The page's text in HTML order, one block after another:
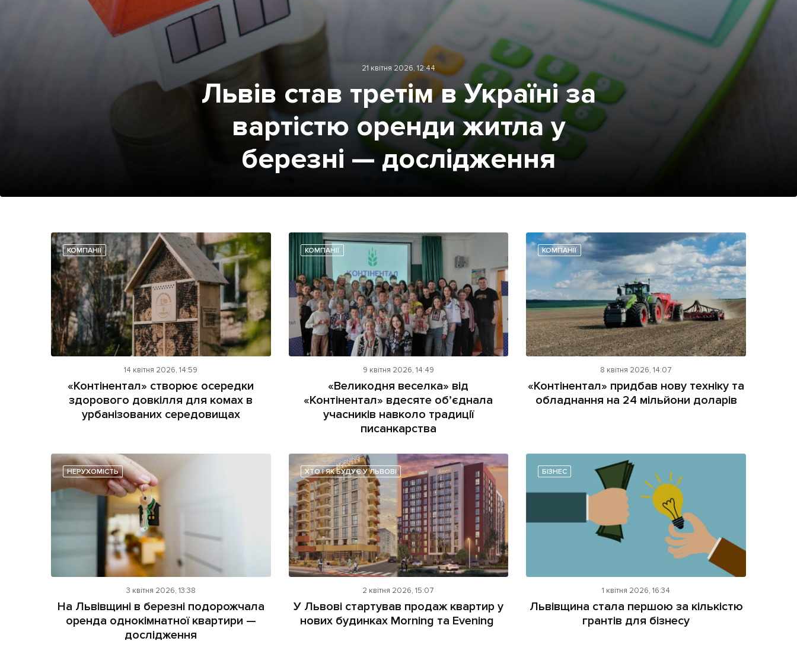
21 квітня 2026, 12:44
Львів став третім в Україні за
вартістю оренди житла у
березні — дослідження
КОМПАНІЇ
14 квітня 2026, 14:59
«Контінентал» створює осередки
здорового довкілля для комах в
урбанізованих середовищах
КОМПАНІЇ
9 квітня 2026, 14:49
«Великодня веселка» від
«Контінентал» вдесяте об’єднала
учасників навколо традиції
писанкарства
КОМПАНІЇ
8 квітня 2026, 14:07
«Контінентал» придбав нову техніку та
обладнання на 24 мільйони доларів
НЕРУХОМІСТЬ
3 квітня 2026, 13:38
На Львівщині в березні подорожчала
оренда однокімнатної квартири —
дослідження
ХТО І ЯК БУДУЄ У ЛЬВОВІ
2 квітня 2026, 15:07
У Львові стартував продаж квартир у
нових будинках Morning та Evening
БІЗНЕС
1 квітня 2026, 16:34
Львівщина стала першою за кількістю
грантів для бізнесу